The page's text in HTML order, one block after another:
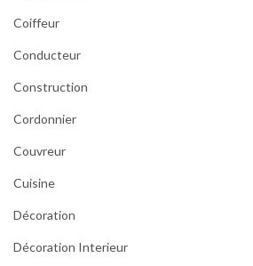
Coiffeur
Conducteur
Construction
Cordonnier
Couvreur
Cuisine
Décoration
Décoration Interieur